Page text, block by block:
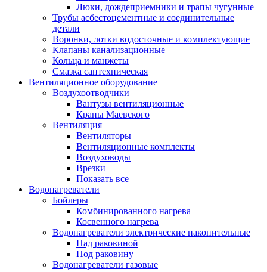
Люки, дождеприемники и трапы чугунные
Трубы асбестоцементные и соединительные
детали
Воронки, лотки водосточные и комплектующие
Клапаны канализационные
Кольца и манжеты
Смазка сантехническая
Вентиляционное оборудование
Воздухоотводчики
Вантузы вентиляционные
Краны Маевского
Вентиляция
Вентиляторы
Вентиляционные комплекты
Воздуховоды
Врезки
Показать все
Водонагреватели
Бойлеры
Комбинированного нагрева
Косвенного нагрева
Водонагреватели электрические накопительные
Над раковиной
Под раковину
Водонагреватели газовые